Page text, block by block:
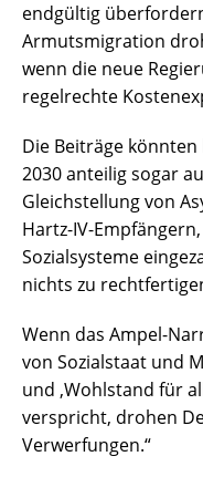
endgültig
Armutsmigration
wenn die neue
regelrechte
Die Beiträge
2030 anteilig sogar
Gleichstellung von
Hartz-IV-
Sozialsysteme
nichts zu
Wenn das Ampel-
von Sozialstaat und
und ‚Wohlstand für
verspricht, drohen
Verwerfungen.“